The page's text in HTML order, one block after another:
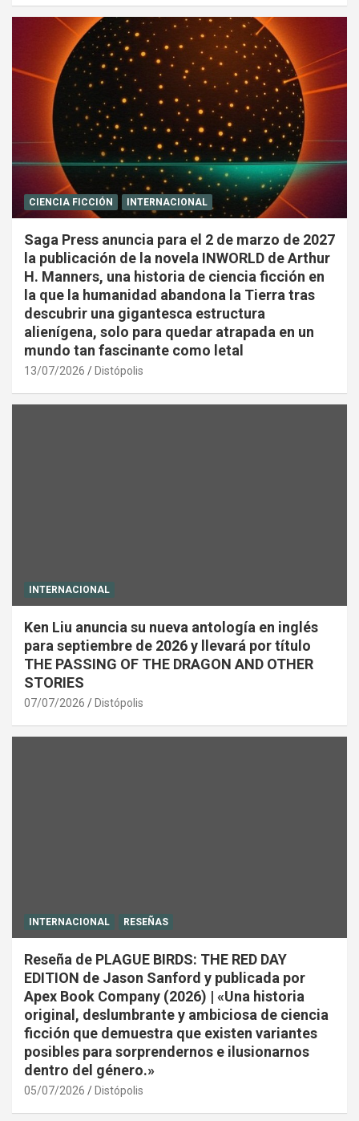
CIENCIA FICCIÓN INTERNACIONAL
Saga Press anuncia para el 2 de marzo de 2027
la publicación de la novela INWORLD de Arthur
H. Manners, una historia de ciencia ficción en
la que la humanidad abandona la Tierra tras
descubrir una gigantesca estructura
alienígena, solo para quedar atrapada en un
mundo tan fascinante como letal
13/07/2026 Distópolis
INTERNACIONAL
Ken Liu anuncia su nueva antología en inglés
para septiembre de 2026 y llevará por título
THE PASSING OF THE DRAGON AND OTHER
STORIES
07/07/2026 Distópolis
INTERNACIONAL RESEÑAS
Reseña de PLAGUE BIRDS: THE RED DAY
EDITION de Jason Sanford y publicada por
Apex Book Company (2026) | «Una historia
original, deslumbrante y ambiciosa de ciencia
ficción que demuestra que existen variantes
posibles para sorprendernos e ilusionarnos
dentro del género.»
05/07/2026 Distópolis